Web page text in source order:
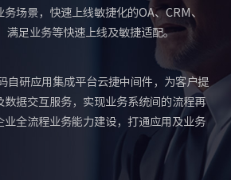
场景，快速上线敏捷化的OA、CRM、
满足业务等快速上线及敏捷适配。
自研应用集成平台云捷中间件，为客户提
数据交互服务，实现业务系统间的流程再
业全流程业务能力建设，打通应用及业务